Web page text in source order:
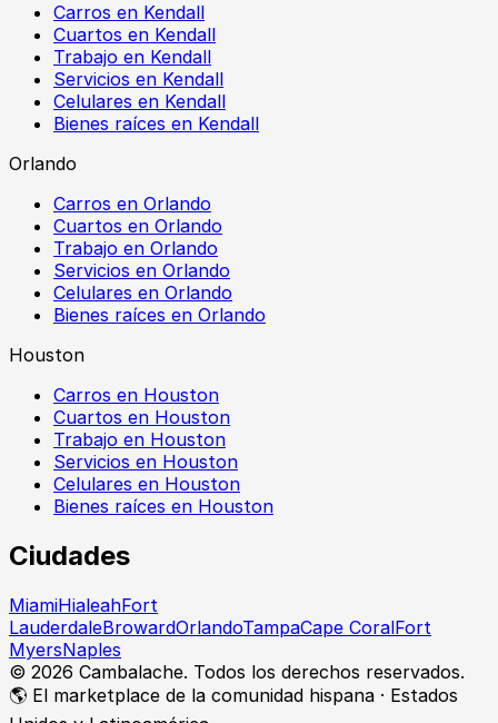
Carros en Kendall
Cuartos en Kendall
Trabajo en Kendall
Servicios en Kendall
Celulares en Kendall
Bienes raíces en Kendall
Orlando
Carros en Orlando
Cuartos en Orlando
Trabajo en Orlando
Servicios en Orlando
Celulares en Orlando
Bienes raíces en Orlando
Houston
Carros en Houston
Cuartos en Houston
Trabajo en Houston
Servicios en Houston
Celulares en Houston
Bienes raíces en Houston
Ciudades
MiamiHialeahFort
LauderdaleBrowardOrlandoTampaCape CoralFort
MyersNaples
© 2026 Cambalache. Todos los derechos reservados.
🌎 El marketplace de la comunidad hispana · Estados